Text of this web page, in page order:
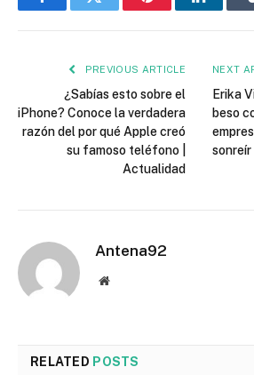
FacebookTwitter Pinterest
PREVIOUS ARTICLE
¿Sabías esto sobre el
iPhone? Conoce la verdadera
razón del por qué Apple creó
su famoso teléfono |
Actualidad
NEXT
Erika
beso
sonreír
Antena92
Website
RELATED POSTS